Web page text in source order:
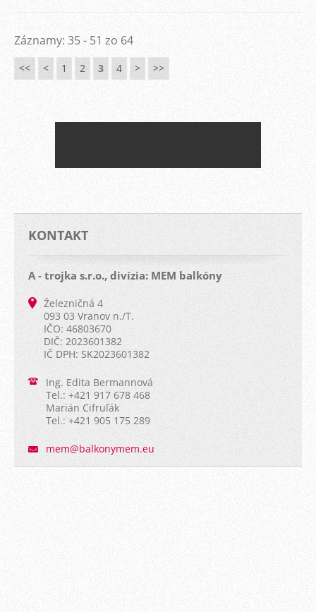
Záznamy: 35 - 51 zo 64
<< < 1 2 3 4 > >>
KONTAKT
A - trojka s.r.o., divízia: MEM balkóny
Železničná 4
093 03 Vranov n./T.
IČO: 46803670
DIČ: 2023601382
IČ DPH: SK2023601382
Ing. Edita Bermannová
Tel.: +421 917 678 468
Marián Cifruľák
Tel.: +421 905 175 289
mem@balkonymem.eu